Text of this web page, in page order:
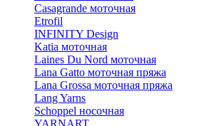
Casagrande моточная
Etrofil
INFINITY Design
Katia моточная
Laines Du Nord моточная
Lana Gatto моточная пряжа
Lana Grossa моточная пряжа
Lang Yarns
Schoppel носочная
YARNART